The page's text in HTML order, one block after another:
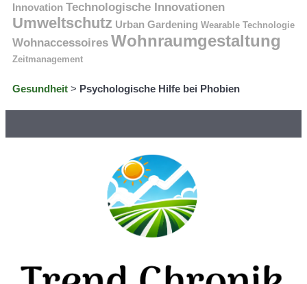
Innovation Technologische Innovationen
Umweltschutz Urban Gardening Wearable Technologie
Wohnaccessoires Wohnraumgestaltung
Zeitmanagement
Gesundheit > Psychologische Hilfe bei Phobien